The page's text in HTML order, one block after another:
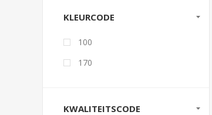
KLEURCODE
100
170
KWALITEITSCODE